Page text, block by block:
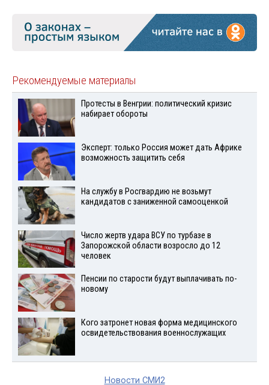
Рекомендуемые материалы
Протесты в Венгрии: политический кризис
набирает обороты
Эксперт: только Россия может дать Африке
возможность защитить себя
На службу в Росгвардию не возьмут
кандидатов с заниженной самооценкой
Число жертв удара ВСУ по турбазе в
Запорожской области возросло до 12
человек
Пенсии по старости будут выплачивать по-
новому
Кого затронет новая форма медицинского
освидетельствования военнослужащих
Новости СМИ2